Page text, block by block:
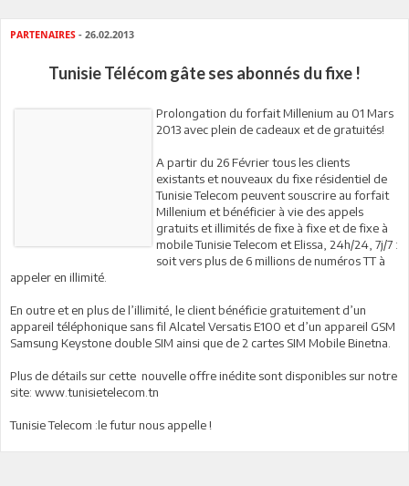
PARTENAIRES - 26.02.2013
Tunisie Télécom gâte ses abonnés du fixe !
Prolongation du forfait Millenium au 01 Mars
2013 avec plein de cadeaux et de gratuités!
A partir du 26 Février tous les clients
existants et nouveaux du fixe résidentiel de
Tunisie Telecom peuvent souscrire au forfait
Millenium et bénéficier à vie des appels
gratuits et illimités de fixe à fixe et de fixe à
mobile Tunisie Telecom et Elissa, 24h/24, 7j/7 :
soit vers plus de 6 millions de numéros TT à
appeler en illimité.
En outre et en plus de l’illimité, le client bénéficie gratuitement d’un
appareil téléphonique sans fil Alcatel Versatis E100 et d’un appareil GSM
Samsung Keystone double SIM ainsi que de 2 cartes SIM Mobile Binetna.
Plus de détails sur cette nouvelle offre inédite sont disponibles sur notre
site: www.tunisietelecom.tn
Tunisie Telecom :le futur nous appelle !